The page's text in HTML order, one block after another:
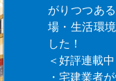
がりつつあ
場・生活環
した！
＜好評連載中
・宅建業者